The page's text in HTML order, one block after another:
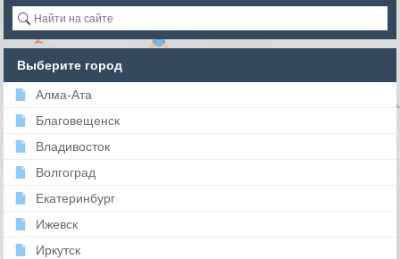
Выберите город
Алма-Ата
Благовещенск
Владивосток
Волгоград
Екатеринбург
Ижевск
Иркутск